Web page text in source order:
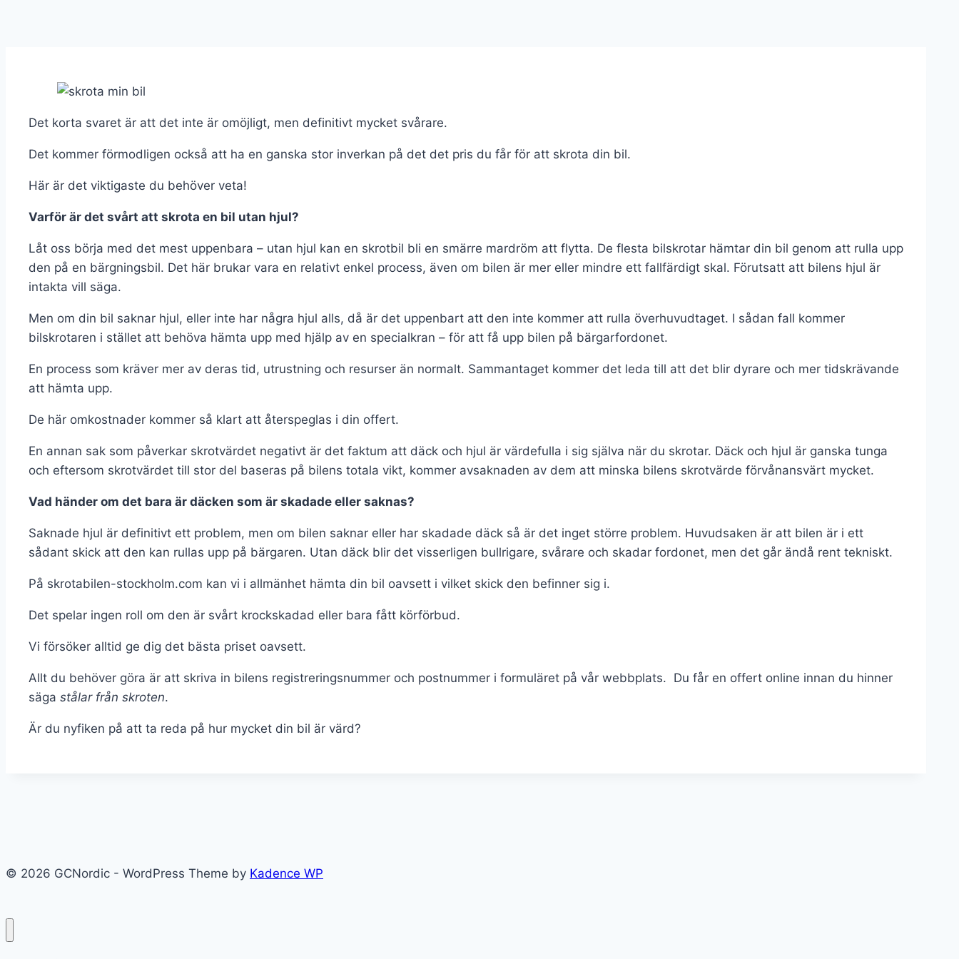
Det korta svaret är att det inte är omöjligt, men definitivt mycket svårare.
Det kommer förmodligen också att ha en ganska stor inverkan på det det pris du får för att skrota din bil.
Här är det viktigaste du behöver veta!
Varför är det svårt att skrota en bil utan hjul?
Låt oss börja med det mest uppenbara – utan hjul kan en skrotbil bli en smärre mardröm att flytta. De flesta bilskrotar hämtar din bil genom att rulla upp
den på en bärgningsbil. Det här brukar vara en relativt enkel process, även om bilen är mer eller mindre ett fallfärdigt skal. Förutsatt att bilens hjul är
intakta vill säga.
Men om din bil saknar hjul, eller inte har några hjul alls, då är det uppenbart att den inte kommer att rulla överhuvudtaget. I sådan fall kommer
bilskrotaren i stället att behöva hämta upp med hjälp av en specialkran – för att få upp bilen på bärgarfordonet.
En process som kräver mer av deras tid, utrustning och resurser än normalt. Sammantaget kommer det leda till att det blir dyrare och mer tidskrävande
att hämta upp.
De här omkostnader kommer så klart att återspeglas i din offert.
En annan sak som påverkar skrotvärdet negativt är det faktum att däck och hjul är värdefulla i sig själva när du skrotar. Däck och hjul är ganska tunga
och eftersom skrotvärdet till stor del baseras på bilens totala vikt, kommer avsaknaden av dem att minska bilens skrotvärde förvånansvärt mycket.
Vad händer om det bara är däcken som är skadade eller saknas?
Saknade hjul är definitivt ett problem, men om bilen saknar eller har skadade däck så är det inget större problem. Huvudsaken är att bilen är i ett
sådant skick att den kan rullas upp på bärgaren. Utan däck blir det visserligen bullrigare, svårare och skadar fordonet, men det går ändå rent tekniskt.
På skrotabilen-stockholm.com kan vi i allmänhet hämta din bil oavsett i vilket skick den befinner sig i.
Det spelar ingen roll om den är svårt krockskadad eller bara fått körförbud.
Vi försöker alltid ge dig det bästa priset oavsett.
Allt du behöver göra är att skriva in bilens registreringsnummer och postnummer i formuläret på vår webbplats. Du får en offert online innan du hinner
säga stålar från skroten.
Är du nyfiken på att ta reda på hur mycket din bil är värd?
© 2026 GCNordic - WordPress Theme by Kadence WP